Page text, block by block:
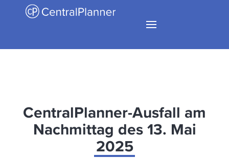
CentralPlanner-Ausfall am
Nachmittag des 13. Mai
2025